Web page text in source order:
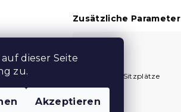
auf dieser Seite
zu.
Akzeptieren
Zusätzliche Parameter
Anzahl der Sitzplätze
Armlehnen
Aussehen